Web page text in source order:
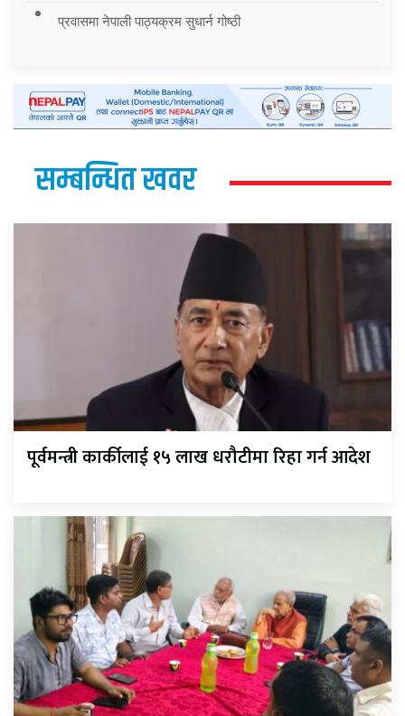
प्रवासमा नेपाली पाठ्यक्रम सुधार्न गोष्ठी
सम्बन्धित खवर
पूर्वमन्त्री कार्कीलाई १५ लाख धरौटीमा रिहा गर्न आदेश